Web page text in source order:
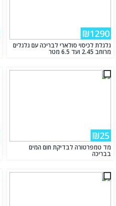
₪1290
גלגלת לכיסוי סולארי לבריכה עם גלגלים
מרוחב 2.45 ועד 6.5 מטר
₪25
מד טמפרטורה לבדיקת חום המים
בבריכה